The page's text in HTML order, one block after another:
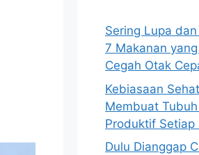
r
:
Sering Lupa
7 Makanan
Cegah Otak
Kebiasaan
Membuat
Produktif Setiap
Dulu Dianggap